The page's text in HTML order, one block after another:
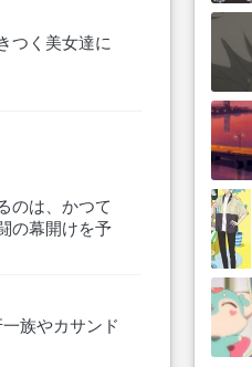
つく美女達に
のは、かつて
の幕開けを予
族やカサンド